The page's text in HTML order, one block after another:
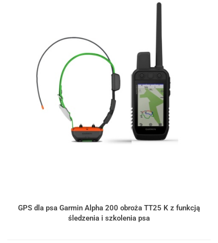
GPS dla psa Garmin Alpha 200 obroża TT25 K z funkcją
śledzenia i szkolenia psa